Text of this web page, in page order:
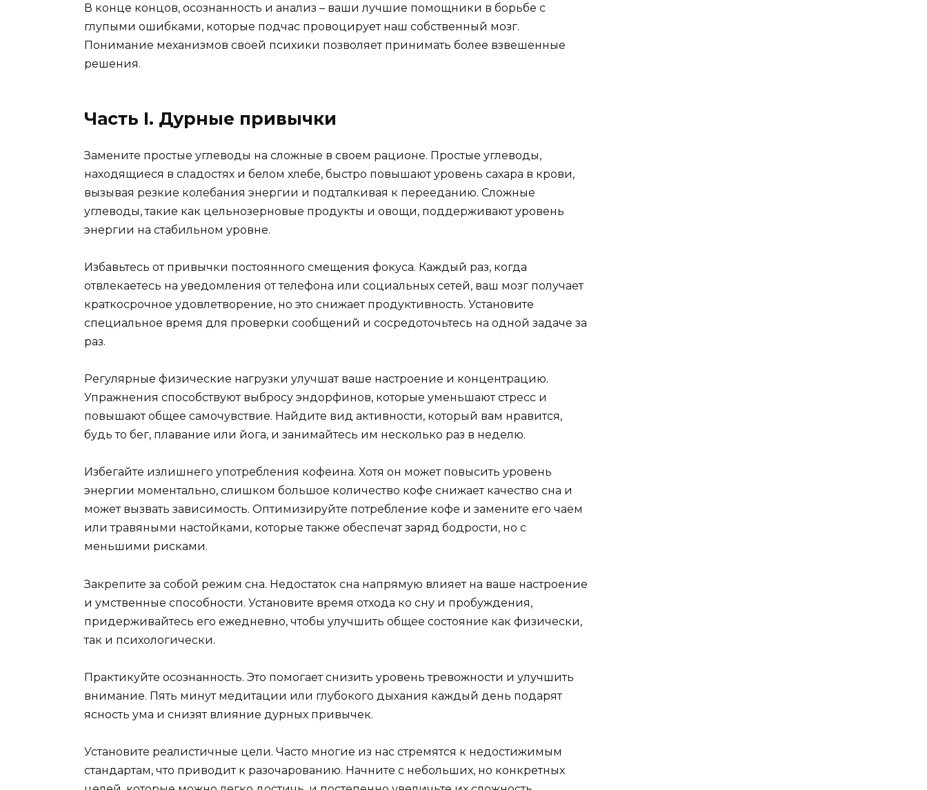
В конце концов, осознанность и анализ – ваши лучшие помощники в борьбе с
глупыми ошибками, которые подчас провоцирует наш собственный мозг.
Понимание механизмов своей психики позволяет принимать более взвешенные
решения.
Часть I. Дурные привычки
Замените простые углеводы на сложные в своем рационе. Простые углеводы,
находящиеся в сладостях и белом хлебе, быстро повышают уровень сахара в крови,
вызывая резкие колебания энергии и подталкивая к перееданию. Сложные
углеводы, такие как цельнозерновые продукты и овощи, поддерживают уровень
энергии на стабильном уровне.
Избавьтесь от привычки постоянного смещения фокуса. Каждый раз, когда
отвлекаетесь на уведомления от телефона или социальных сетей, ваш мозг получает
краткосрочное удовлетворение, но это снижает продуктивность. Установите
специальное время для проверки сообщений и сосредоточьтесь на одной задаче за
раз.
Регулярные физические нагрузки улучшат ваше настроение и концентрацию.
Упражнения способствуют выбросу эндорфинов, которые уменьшают стресс и
повышают общее самочувствие. Найдите вид активности, который вам нравится,
будь то бег, плавание или йога, и занимайтесь им несколько раз в неделю.
Избегайте излишнего употребления кофеина. Хотя он может повысить уровень
энергии моментально, слишком большое количество кофе снижает качество сна и
может вызвать зависимость. Оптимизируйте потребление кофе и замените его чаем
или травяными настойками, которые также обеспечат заряд бодрости, но с
меньшими рисками.
Закрепите за собой режим сна. Недостаток сна напрямую влияет на ваше настроение
и умственные способности. Установите время отхода ко сну и пробуждения,
придерживайтесь его ежедневно, чтобы улучшить общее состояние как физически,
так и психологически.
Практикуйте осознанность. Это помогает снизить уровень тревожности и улучшить
внимание. Пять минут медитации или глубокого дыхания каждый день подарят
ясность ума и снизят влияние дурных привычек.
Установите реалистичные цели. Часто многие из нас стремятся к недостижимым
стандартам, что приводит к разочарованию. Начните с небольших, но конкретных